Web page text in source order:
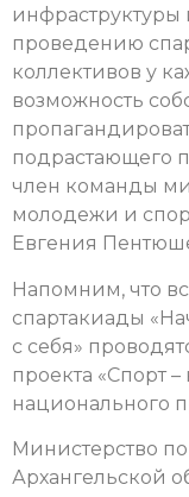
инфраструктуры
проведению
коллективов у
возможность
подрастающего
член команды
молодежи и
Евгения
Напомним, что
спартакиады
с себя»
проекта «Спорт
национального
Министерство
Архангельской